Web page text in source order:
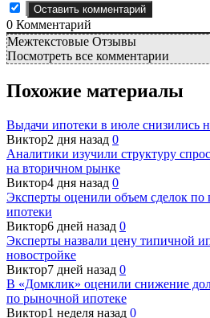
0 Комментарий
Межтекстовые Отзывы
Посмотреть все комментарии
Похожие материалы
Выдачи ипотеки в июле снизились
Виктор2 дня назад 0
Аналитики изучили структуру
на вторичном рынке
Виктор4 дня назад 0
Эксперты оценили объем сделок по
ипотеки
Виктор6 дней назад 0
Эксперты назвали цену типичной
новостройке
Виктор7 дней назад 0
В «Домклик» оценили снижение
по рыночной ипотеке
Виктор1 неделя назад 0